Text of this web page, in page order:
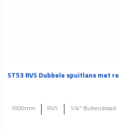
ST53 RVS Dubbele spuitlans met
1000mm RVS 1/4" Buitendraad